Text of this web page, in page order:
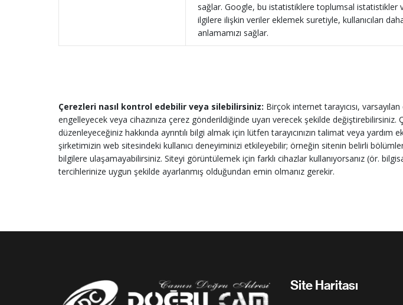
sağlar. Google, bu istatistiklere toplumsal istatistikler
ilgilere ilişkin veriler eklemek suretiyle, kullanıcıları
anlamamızı sağlar.
Çerezleri nasıl kontrol edebilir veya silebilirsiniz: Birçok internet tarayıcısı,
engelleyecek veya cihazınıza çerez gönderildiğinde uyarı verecek şekilde değiştirebilirsiniz.
düzenleyeceğiniz hakkında ayrıntılı bilgi almak için lütfen tarayıcınızın talimat veya yardım
şirketimizin web sitesindeki kullanıcı deneyiminizi etkileyebilir; örneğin sitenin belirli
bilgilere ulaşamayabilirsiniz. Siteyi görüntülemek için farklı cihazlar kullanıyorsanız (ör.
tercihlerinize uygun şekilde ayarlanmış olduğundan emin olmanız gerekir.
Site Haritası